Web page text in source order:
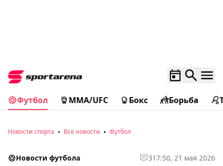
Футбол MMA/UFC Бокс Борьба
Новости спорта Все новости Футбол
Новости футбола 317:50, 21 мая 2026